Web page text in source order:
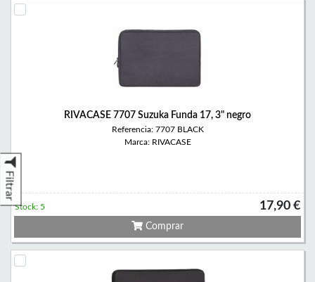
Filtrar
RIVACASE 7707 Suzuka Funda 17, 3" negro
Referencia: 7707 BLACK
Marca: RIVACASE
17,90 €
Stock: 5
Comprar